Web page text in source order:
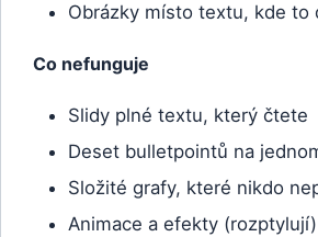
Obrázky místo textu, kde to
Co nefunguje
Slidy plné textu, který čtete
Deset bulletpointů na
Složité grafy, které nikdo
Animace a efekty (rozptylují)